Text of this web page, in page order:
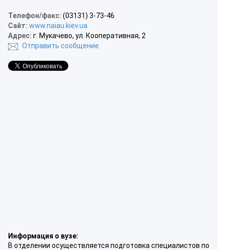
Телефон/факс: (03131) 3-73-46
Сайт: www.naiau.kiev.ua
Адрес: г. Мукачево, ул. Кооперативная, 2
Отправить сообщение
Информация о вузе:
В отделении осуществляется подготовка специалистов по